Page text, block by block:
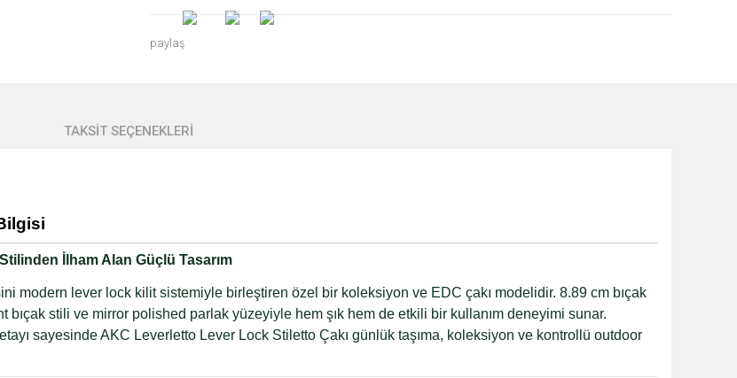
paylaş
TAKSİT SEÇENEKLERİ
İlham Alan Güçlü Tasarım
modern lever lock kilit sistemiyle birleştiren özel bir koleksiyon ve EDC çakı modelidir. 8.89 cm bıçak
bıçak stili ve mirror polished parlak yüzeyiyle hem şık hem de etkili bir kullanım deneyimi sunar.
sayesinde AKC Leverletto Lever Lock Stiletto Çakı günlük taşıma, koleksiyon ve kontrollü outdoor